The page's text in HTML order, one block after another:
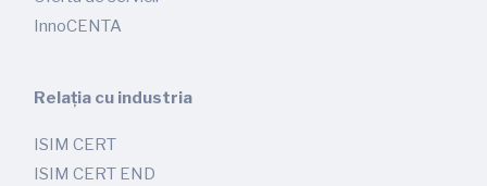
InnoCENTA
Relația cu industria
ISIM CERT
ISIM CERT END